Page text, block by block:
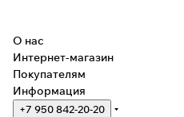
О нас
Интернет-магазин
Покупателям
Информация
+7 950 842-20-20